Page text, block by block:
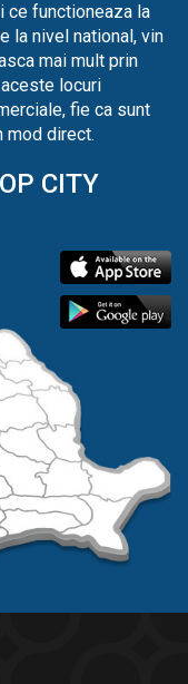
ce functioneaza la
la nivel national, vin
mai mult prin
locuri
fie ca sunt
mod direct.
CITY